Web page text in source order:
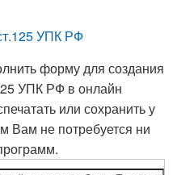
УПК РФ
форму для создания
УПК РФ в онлайн
или сохранить у
Вам не потребуется ни